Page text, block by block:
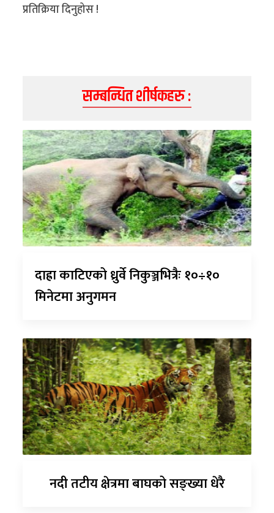
प्रतिक्रिया दिनुहोस !
सम्बन्धित शीर्षकहरु :
दाह्रा काटिएको ध्रुर्वे निकुञ्जभित्रैः १०÷१०
मिनेटमा अनुगमन
नदी तटीय क्षेत्रमा बाघको सङ्ख्या धेरै